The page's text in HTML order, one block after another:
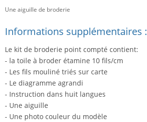
Une aiguille de broderie
Informations supplémentaires :
Le kit de broderie point compté contient:
- la toile à broder étamine 10 fils/cm
- Les fils mouliné triés sur carte
- Le diagramme agrandi
- Instruction dans huit langues
- Une aiguille
- Une photo couleur du modèle